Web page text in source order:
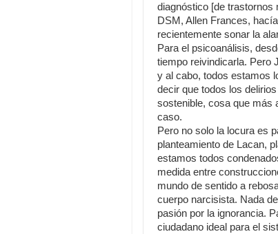
diagnóstico [de trastornos
DSM, Allen Frances, hacía
recientemente sonar la
Para el psicoanálisis,
tiempo reivindicarla. Pero
y al cabo, todos estamos
decir que todos los
sostenible, cosa que más
caso.
Pero no solo la locura es
planteamiento de Lacan,
estamos todos
medida entre
mundo de sentido a
cuerpo narcisista. Nada
pasión por la ignorancia.
ciudadano ideal para el